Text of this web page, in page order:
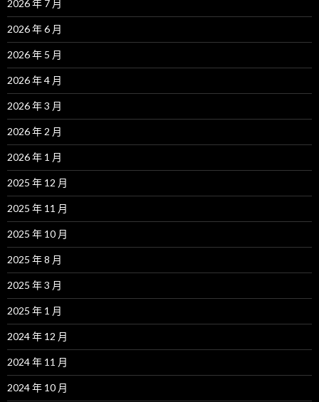
2026 年 7 月
2026 年 6 月
2026 年 5 月
2026 年 4 月
2026 年 3 月
2026 年 2 月
2026 年 1 月
2025 年 12 月
2025 年 11 月
2025 年 10 月
2025 年 8 月
2025 年 3 月
2025 年 1 月
2024 年 12 月
2024 年 11 月
2024 年 10 月